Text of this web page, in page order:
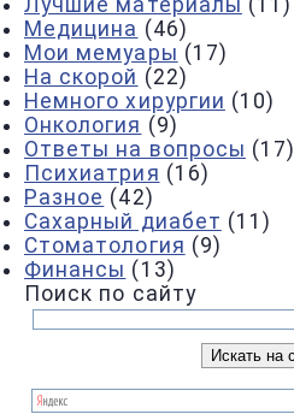
Лучшие материалы (11)
Медицина (46)
Мои мемуары (17)
На скорой (22)
Немного хирургии (10)
Онкология (9)
Ответы на вопросы (17)
Психиатрия (16)
Разное (42)
Сахарный диабет (11)
Стоматология (9)
Финансы (13)
Поиск по сайту